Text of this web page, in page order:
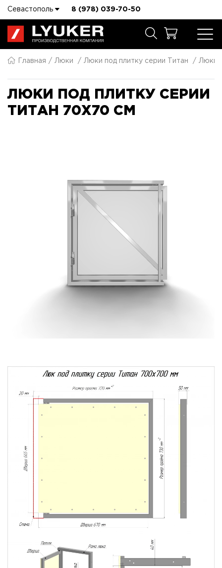
Севастополь 8 (978) 039-70-50
Главная Люки Люки под плитку серии Титан Люки
ЛЮКИ ПОД ПЛИТКУ СЕРИИ
ТИТАН 70X70 СМ